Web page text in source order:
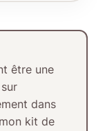
être une
dans
kit de